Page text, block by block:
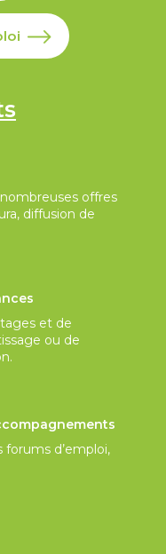
offres
diffusion de
et de
ou de
forums d’emploi,